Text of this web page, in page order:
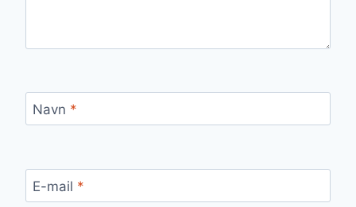
Navn *
E-mail *